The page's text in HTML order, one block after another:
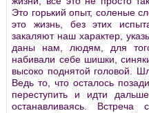
Это горький опыт, соленые
это жизнь, без этих
закаляют наш характер,
даны нам, людям, для
набивали себе шишки,
высоко поднятой головой.
Ведь то, что осталось
переступить и идти
останавливаясь.